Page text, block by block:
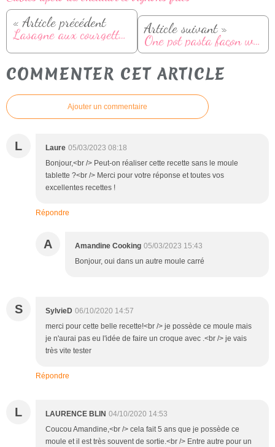
« Article précédent
Lasagne aux courgettes et ricotta Article suivant »
One pot pasta façon welsh: une recette de mon livre "La cuisine du Nord avec Cookeo"
COMMENTER CET ARTICLE
Ajouter un commentaire
L Laure 05/03/2023 08:18
Bonjour,<br /> Peut-on réaliser cette recette sans le moule
tablette ?<br /> Merci pour votre réponse et toutes vos
excellentes recettes !
Répondre
A Amandine Cooking 05/03/2023 15:43
Bonjour, oui dans un autre moule carré
S SylvieD 06/10/2020 14:57
merci pour cette belle recette!<br /> je possède ce moule mais
je n'aurai pas eu l'idée de faire un croque avec .<br /> je vais
très vite tester
Répondre
L LAURENCE BLIN 04/10/2020 14:53
Coucou Amandine,<br /> cela fait 5 ans que je possède ce
moule et il est très souvent de sortie.<br /> Entre autre pour un